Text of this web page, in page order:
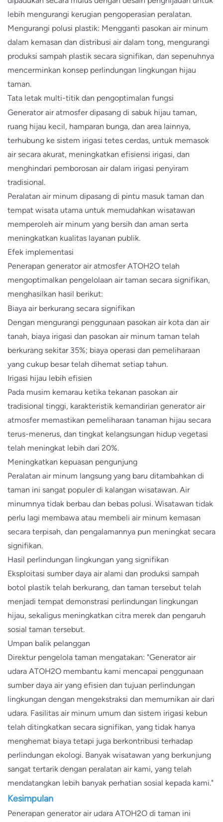
lebih mengurangi kerugian pengoperasian peralatan.
Mengurangi polusi plastik: Mengganti pasokan air minum
dalam kemasan dan distribusi air dalam tong, mengurangi
produksi sampah plastik secara signifikan, dan sepenuhnya
mencerminkan konsep perlindungan lingkungan hijau
taman.
Tata letak multi-titik dan pengoptimalan fungsi
Generator air atmosfer dipasang di sabuk hijau taman,
ruang hijau kecil, hamparan bunga, dan area lainnya,
terhubung ke sistem irigasi tetes cerdas, untuk memasok
air secara akurat, meningkatkan efisiensi irigasi, dan
menghindari pemborosan air dalam irigasi penyiram
tradisional.
Peralatan air minum dipasang di pintu masuk taman dan
tempat wisata utama untuk memudahkan wisatawan
memperoleh air minum yang bersih dan aman serta
meningkatkan kualitas layanan publik.
Efek implementasi
Penerapan generator air atmosfer ATOH2O telah
mengoptimalkan pengelolaan air taman secara signifikan,
menghasilkan hasil berikut:
Biaya air berkurang secara signifikan
Dengan mengurangi penggunaan pasokan air kota dan air
tanah, biaya irigasi dan pasokan air minum taman telah
berkurang sekitar 35%; biaya operasi dan pemeliharaan
yang cukup besar telah dihemat setiap tahun.
Irigasi hijau lebih efisien
Pada musim kemarau ketika tekanan pasokan air
tradisional tinggi, karakteristik kemandirian generator air
atmosfer memastikan pemeliharaan tanaman hijau secara
terus-menerus, dan tingkat kelangsungan hidup vegetasi
telah meningkat lebih dari 20%.
Meningkatkan kepuasan pengunjung
Peralatan air minum langsung yang baru ditambahkan di
taman ini sangat populer di kalangan wisatawan. Air
minumnya tidak berbau dan bebas polusi. Wisatawan tidak
perlu lagi membawa atau membeli air minum kemasan
secara terpisah, dan pengalamannya pun meningkat secara
signifikan.
Hasil perlindungan lingkungan yang signifikan
Eksploitasi sumber daya air alami dan produksi sampah
botol plastik telah berkurang, dan taman tersebut telah
menjadi tempat demonstrasi perlindungan lingkungan
hijau, sekaligus meningkatkan citra merek dan pengaruh
sosial taman tersebut.
Umpan balik pelanggan
Direktur pengelola taman mengatakan: "Generator air
udara ATOH2O membantu kami mencapai penggunaan
sumber daya air yang efisien dan tujuan perlindungan
lingkungan dengan mengekstraksi dan memurnikan air dari
udara. Fasilitas air minum umum dan sistem irigasi kebun
telah ditingkatkan secara signifikan, yang tidak hanya
menghemat biaya tetapi juga berkontribusi terhadap
perlindungan ekologi. Banyak wisatawan yang berkunjung
sangat tertarik dengan peralatan air kami, yang telah
mendatangkan lebih banyak perhatian sosial kepada kami."
Kesimpulan
Penerapan generator air udara ATOH2O di taman ini